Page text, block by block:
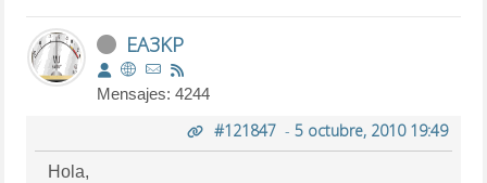
EA3KP
Mensajes: 4244
#121847- 5 octubre, 2010 19:49
Hola,